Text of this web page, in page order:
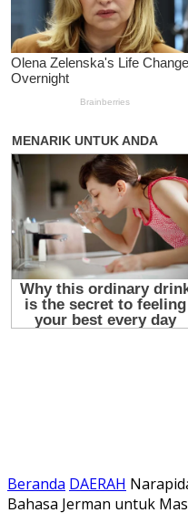
Beranda DAERAH
Bahasa Jerman untuk